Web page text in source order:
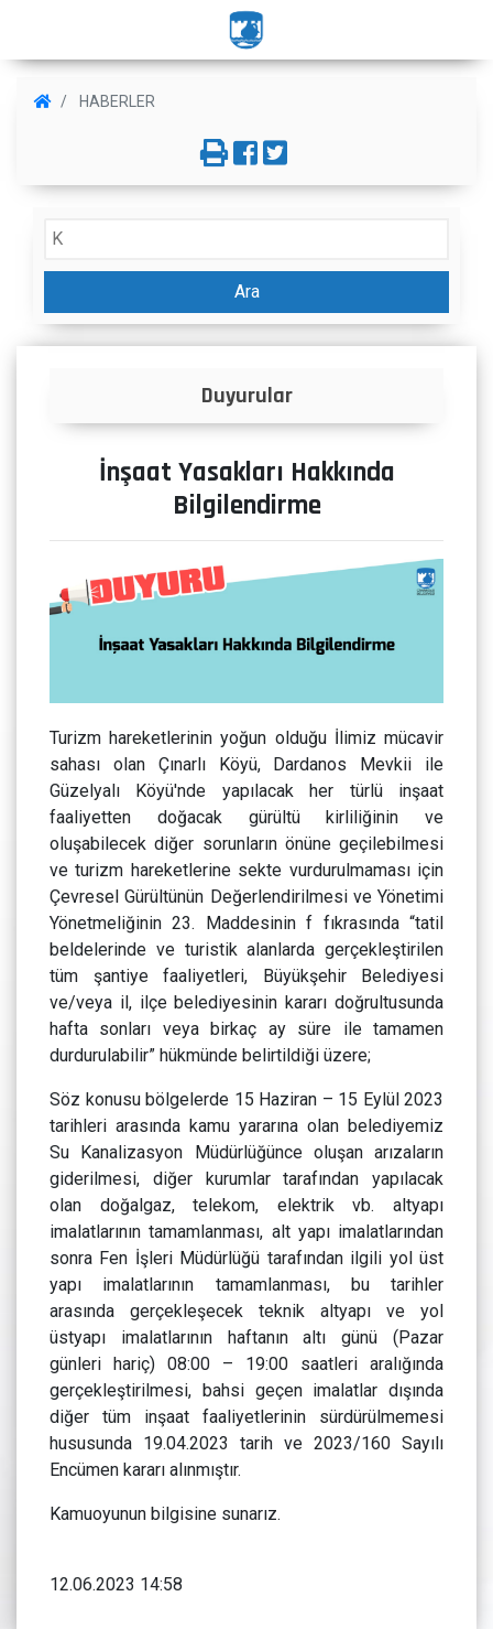
HABERLER
Ara
Duyurular
İnşaat Yasakları Hakkında
Bilgilendirme
Turizm hareketlerinin yoğun olduğu İlimiz mücavir
sahası olan Çınarlı Köyü, Dardanos Mevkii ile
Güzelyalı Köyü'nde yapılacak her türlü inşaat
faaliyetten doğacak gürültü kirliliğinin ve
oluşabilecek diğer sorunların önüne geçilebilmesi
ve turizm hareketlerine sekte vurdurulmaması için
Çevresel Gürültünün Değerlendirilmesi ve Yönetimi
Yönetmeliğinin 23. Maddesinin f fıkrasında “tatil
beldelerinde ve turistik alanlarda gerçekleştirilen
tüm şantiye faaliyetleri, Büyükşehir Belediyesi
ve/veya il, ilçe belediyesinin kararı doğrultusunda
hafta sonları veya birkaç ay süre ile tamamen
durdurulabilir” hükmünde belirtildiği üzere;
Söz konusu bölgelerde 15 Haziran – 15 Eylül 2023
tarihleri arasında kamu yararına olan belediyemiz
Su Kanalizasyon Müdürlüğünce oluşan arızaların
giderilmesi, diğer kurumlar tarafından yapılacak
olan doğalgaz, telekom, elektrik vb. altyapı
imalatlarının tamamlanması, alt yapı imalatlarından
sonra Fen İşleri Müdürlüğü tarafından ilgili yol üst
yapı imalatlarının tamamlanması, bu tarihler
arasında gerçekleşecek teknik altyapı ve yol
üstyapı imalatlarının haftanın altı günü (Pazar
günleri hariç) 08:00 – 19:00 saatleri aralığında
gerçekleştirilmesi, bahsi geçen imalatlar dışında
diğer tüm inşaat faaliyetlerinin sürdürülmemesi
hususunda 19.04.2023 tarih ve 2023/160 Sayılı
Encümen kararı alınmıştır.
Kamuoyunun bilgisine sunarız.
12.06.2023 14:58